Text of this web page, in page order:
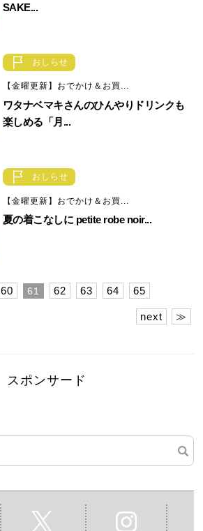
SAKE...
おしらせ
【金曜更新】おでかけ＆お買...
ワタナベマキさんのひんやりドリンクも
楽しめる「月...
おしらせ
【金曜更新】おでかけ＆お買...
夏の着こなしに petite robe noir...
60 61 62 63 64 65
next ≫
スポンサード